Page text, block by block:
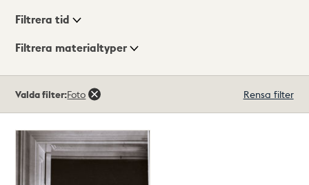
Visningsläge
Filtrera tid
Filtrera materialtyper
träffar
Valda filter:Foto Rensa filter